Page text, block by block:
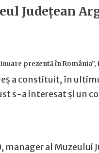
Judeţean
prezentă în
a constituit, în
s-a interesat și un
al Muzeului